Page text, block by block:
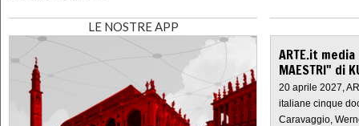
LE NOSTRE APP
ARTE.it
MAESTRI" di
20 aprile 2027,
italiane cinque
Caravaggio,